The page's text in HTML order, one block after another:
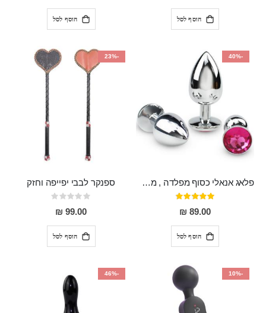
הוסף לסל הוסף לסל
-40%
פלאג אנאלי כסוף מפלדה , מתאים ללבישה מתחת לבגדים, בגודל 7.3 על 2.8 ס"מ
דירוג:
97%
89.00 ₪
הוסף לסל
-23%
ספנקר לבבי יפייפה וחזק
Rating:
0%
99.00 ₪
הוסף לסל
-10%
-46%